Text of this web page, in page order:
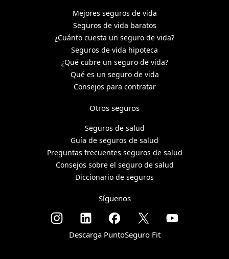
Mejores seguros de vida
Seguros de vida baratos
¿Cuánto cuesta un seguro de vida?
Seguros de vida hipoteca
¿Qué cubre un seguro de vida?
Qué es un seguro de vida
Consejos para contratar
Otros seguros
Seguros de salud
Guía de seguros de salud
Preguntas frecuentes seguros de salud
Consejos sobre el seguro de salud
Diccionario de seguros
Síguenos
Descarga PuntoSeguro Fit